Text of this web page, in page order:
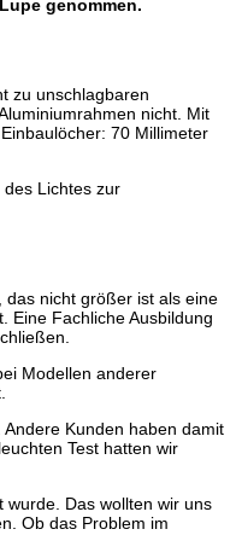
genommen.
zu unschlagbaren
nicht. Mit
70 Millimeter
Lichtes zur
das nicht größer ist als eine
Eine Fachliche Ausbildung
Modellen anderer
Kunden haben damit
Test hatten wir
wurde. Das wollten wir uns
Ob das Problem im